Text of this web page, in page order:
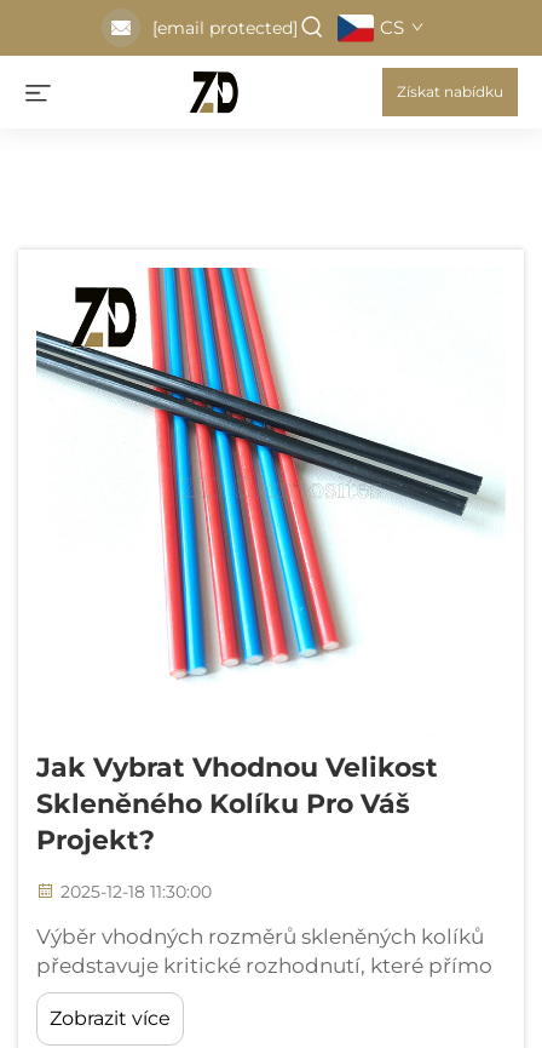
[email protected] CS
Získat nabídku
Jak Vybrat Vhodnou Velikost
Skleněného Kolíku Pro Váš
Projekt?
2025-12-18 11:30:00
Výběr vhodných rozměrů skleněných kolíků
představuje kritické rozhodnutí, které přímo
ovlivňuje úspěch projektu v oblastech
zemědělství, stavebnictví a zahradnictví.
Zobrazit více